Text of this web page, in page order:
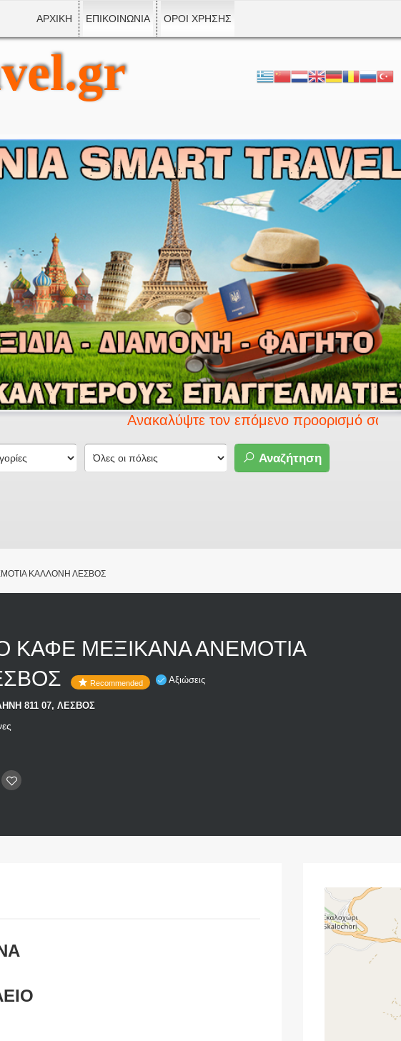
ΑΡΧΙΚΗ ΕΠΙΚΟΙΝΩΝΙΑ ΟΡΟΙ ΧΡΗΣΗΣ
Ανακαλύψτε τον επόμενο προορισμό σας με το
Αναζήτηση
ΚΑΛΛΟΝΗ ΛΕΣΒΟΣ
ΚΑΦΕ ΜΕΞΙΚΑΝΑ ΑΝΕΜΟΤΙΑ
Recommended Αξιώσεις
811 07, ΛΕΣΒΟΣ